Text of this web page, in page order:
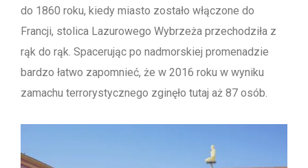
do 1860 roku, kiedy miasto zostało włączone do
Francji, stolica Lazurowego Wybrzeża przechodziła z
rąk do rąk. Spacerując po nadmorskiej promenadzie
bardzo łatwo zapomnieć, że w 2016 roku w wyniku
zamachu terrorystycznego zginęło tutaj aż 87 osób.